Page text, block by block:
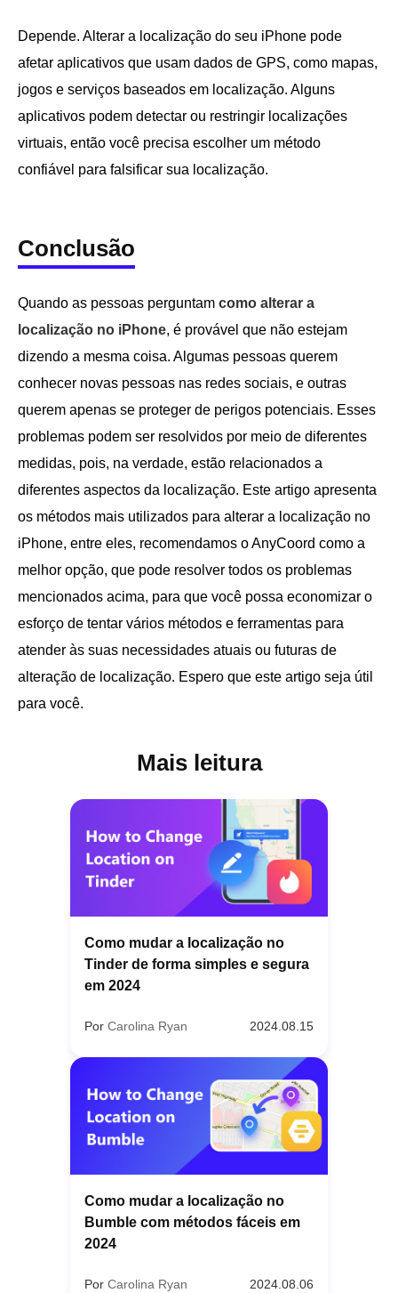
Depende. Alterar a localização do seu iPhone pode
afetar aplicativos que usam dados de GPS, como mapas,
jogos e serviços baseados em localização. Alguns
aplicativos podem detectar ou restringir localizações
virtuais, então você precisa escolher um método
confiável para falsificar sua localização.
Conclusão
Quando as pessoas perguntam como alterar a
localização no iPhone, é provável que não estejam
dizendo a mesma coisa. Algumas pessoas querem
conhecer novas pessoas nas redes sociais, e outras
querem apenas se proteger de perigos potenciais. Esses
problemas podem ser resolvidos por meio de diferentes
medidas, pois, na verdade, estão relacionados a
diferentes aspectos da localização. Este artigo apresenta
os métodos mais utilizados para alterar a localização no
iPhone, entre eles, recomendamos o AnyCoord como a
melhor opção, que pode resolver todos os problemas
mencionados acima, para que você possa economizar o
esforço de tentar vários métodos e ferramentas para
atender às suas necessidades atuais ou futuras de
alteração de localização. Espero que este artigo seja útil
para você.
Mais leitura
Como mudar a localização no
Tinder de forma simples e segura
em 2024
Por Carolina Ryan 2024.08.15
Como mudar a localização no
Bumble com métodos fáceis em
2024
Por Carolina Ryan 2024.08.06